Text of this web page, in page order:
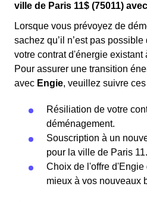
ville de Paris 11$ (75011)
Lorsque vous prévoyez de
sachez qu’il n’est pas
votre contrat d'énergie existant
Pour assurer une transition
avec Engie, veuillez suivre
Résiliation de votre
déménagement.
Souscription à un
pour la ville de Paris 11.
Choix de l'offre
mieux à vos nouveaux